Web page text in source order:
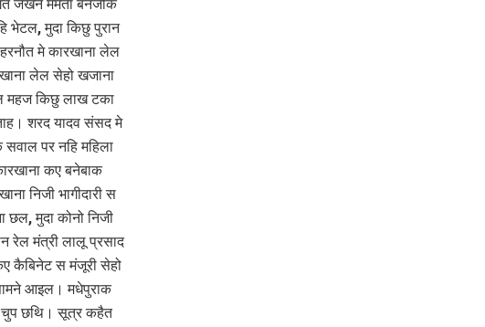
जखन ममता बनर्जीक
भेटल, मुदा किछु पुरान
मे कारखाना लेल
लेल सेहो खजाना
महज किछु लाख टका
शरद यादव संसद मे
पर नहि महिला
कए बनेबाक
निजी भागीदारी स
छल, मुदा कोनो निजी
रेल मंत्री लालू प्रसाद
कैबिनेट स मंजूरी सेहो
आइल। मधेपुराक
चुप छथि। सूत्र कहैत